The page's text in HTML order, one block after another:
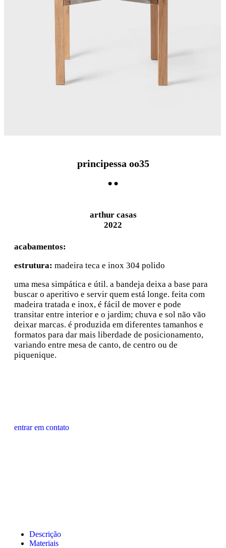
principessa oo35
arthur casas
2022
acabamentos:
estrutura: madeira teca e inox 304 polido
uma mesa simpática e útil. a bandeja deixa a base para
buscar o aperitivo e servir quem está longe. feita com
madeira tratada e inox, é fácil de mover e pode
transitar entre interior e o jardim; chuva e sol não vão
deixar marcas. é produzida em diferentes tamanhos e
formatos para dar mais liberdade de posicionamento,
variando entre mesa de canto, de centro ou de
piquenique.
entrar em contato
Descrição
Materiais